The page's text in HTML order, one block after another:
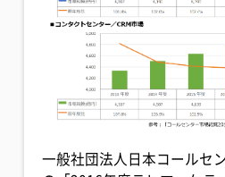
一般社団法人日本コールセ